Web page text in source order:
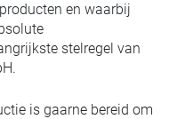
en waarbij
stelregel van
is gaarne bereid om